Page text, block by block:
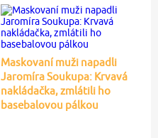
Maskovaní muži napadli
Jaromíra Soukupa: Krvavá
nakládačka, zmlátili ho
basebalovou pálkou